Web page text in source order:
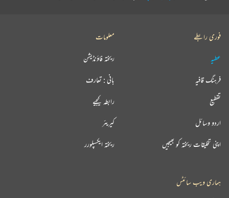
فوری رابطے
عطیہ
فرہنگ قافیہ
تقطیع
اردو وسائل
اپنی تخلیقات ریختہ کو بھیجیں
معلومات
ریختہ فاؤنڈیشن
بانی : تعارف
رابطہ کیجیے
کیریئر
ریختہ ایکسپلورر
ہماری ویب سائٹس